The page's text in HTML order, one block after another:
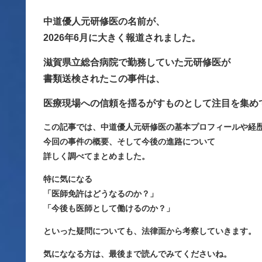
中道優人元研修医の名前が、
2026年6月に大きく報道されました。
滋賀県立総合病院で勤務していた元研修医が
書類送検されたこの事件は、
医療現場への信頼を揺るがすものとして注目を集め
この記事では、中道優人元研修医の基本プロフィールや経歴
今回の事件の概要、そして今後の進路について
詳しく調べてまとめました。
特に気になる
「医師免許はどうなるのか？」
「今後も医師として働けるのか？」
といった疑問についても、法律面から考察していきます。
気にななる方は、最後まで読んでみてくださいね。